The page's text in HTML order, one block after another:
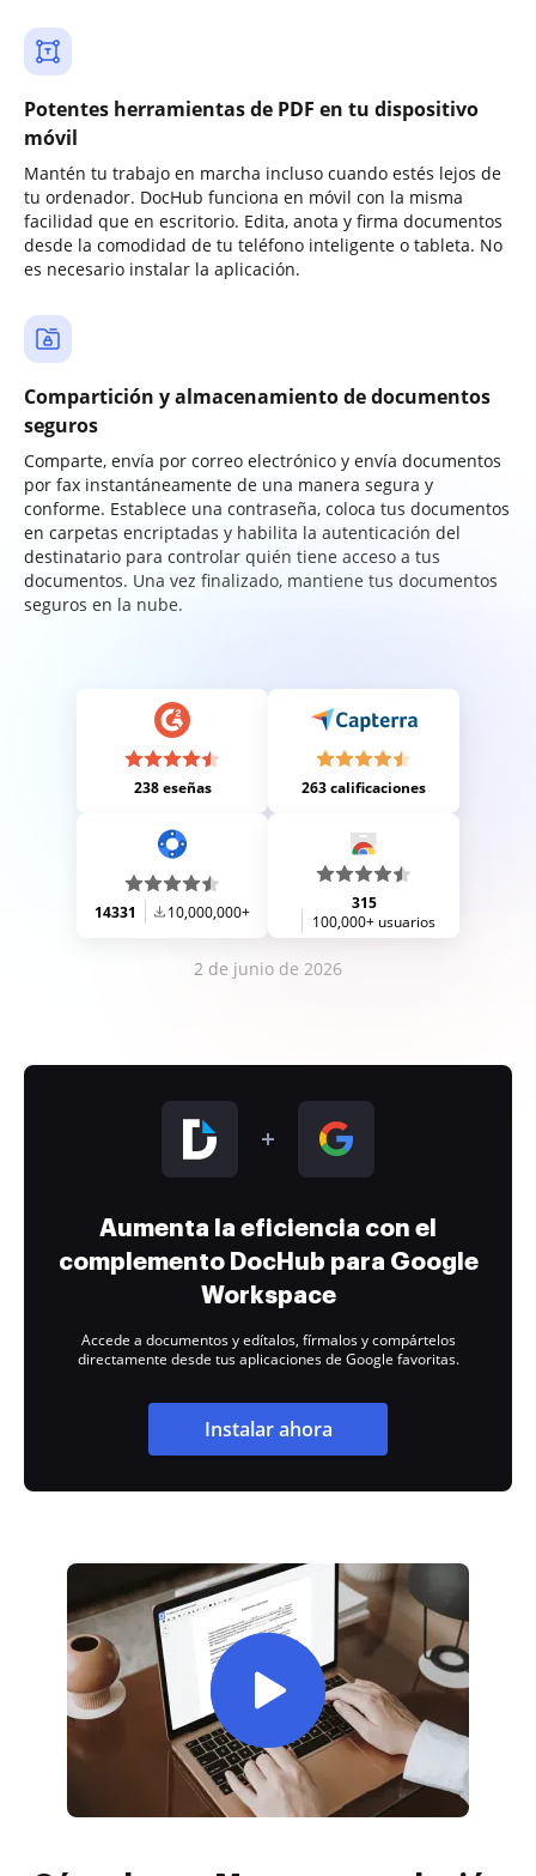
Potentes herramientas de PDF en tu dispositivo
móvil
Mantén tu trabajo en marcha incluso cuando estés lejos de
tu ordenador. DocHub funciona en móvil con la misma
facilidad que en escritorio. Edita, anota y firma documentos
desde la comodidad de tu teléfono inteligente o tableta. No
es necesario instalar la aplicación.
Compartición y almacenamiento de documentos
seguros
Comparte, envía por correo electrónico y envía documentos
por fax instantáneamente de una manera segura y
conforme. Establece una contraseña, coloca tus documentos
en carpetas encriptadas y habilita la autenticación del
destinatario para controlar quién tiene acceso a tus
documentos. Una vez finalizado, mantiene tus documentos
seguros en la nube.
238 eseñas 263 calificaciones
14331 10,000,000+
315
100,000+ usuarios
2 de junio de 2026
Aumenta la eficiencia con el
complemento DocHub para Google
Workspace
Accede a documentos y edítalos, fírmalos y compártelos
directamente desde tus aplicaciones de Google favoritas.
Instalar ahora